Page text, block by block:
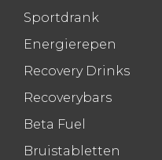
Sportdrank
Energierepen
Recovery Drinks
Recoverybars
Beta Fuel
Bruistabletten